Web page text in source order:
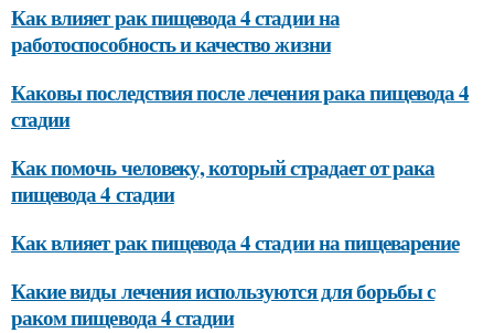
Как влияет рак пищевода 4 стадии на
работоспособность и качество жизни
Каковы последствия после лечения рака пищевода 4
стадии
Как помочь человеку, который страдает от рака
пищевода 4 стадии
Как влияет рак пищевода 4 стадии на пищеварение
Какие виды лечения используются для борьбы с
раком пищевода 4 стадии